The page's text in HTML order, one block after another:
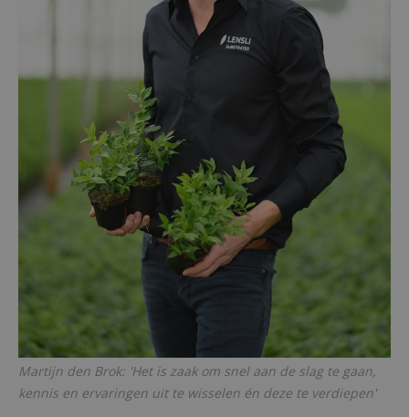
Martijn den Brok: 'Het is zaak om snel aan de slag te gaan,
kennis en ervaringen uit te wisselen én deze te verdiepen'